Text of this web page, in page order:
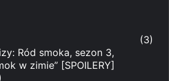
(3)
Ród smoka, sezon 3,
w zimie” [SPOILERY]